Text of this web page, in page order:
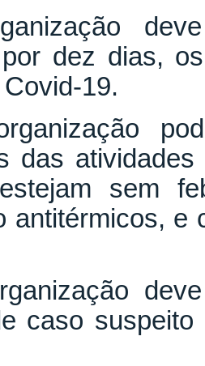
dez dias,
19.
das
sem
antitérmicos,
caso